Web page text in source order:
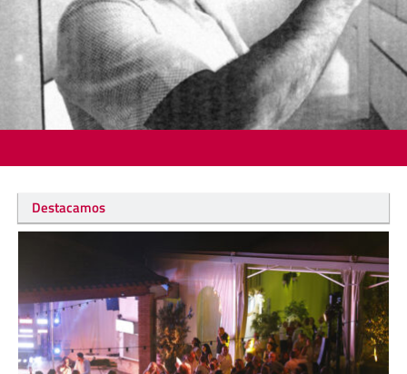
Destacamos